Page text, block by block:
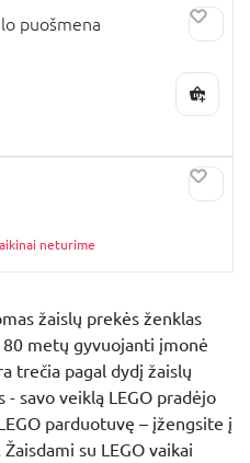
puošmena
neturime
žaislų prekės ženklas
metų gyvuojanti įmonė
trečia pagal dydį žaislų
savo veiklą LEGO pradėjo
parduotuvę – įžengsite į
su LEGO vaikai